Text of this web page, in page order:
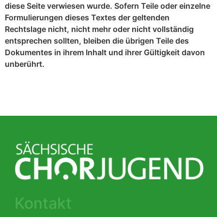
diese Seite verwiesen wurde. Sofern Teile oder einzelne
Formulierungen dieses Textes der geltenden
Rechtslage nicht, nicht mehr oder nicht vollständig
entsprechen sollten, bleiben die übrigen Teile des
Dokumentes in ihrem Inhalt und ihrer Gültigkeit davon
unberührt.
Kontakt